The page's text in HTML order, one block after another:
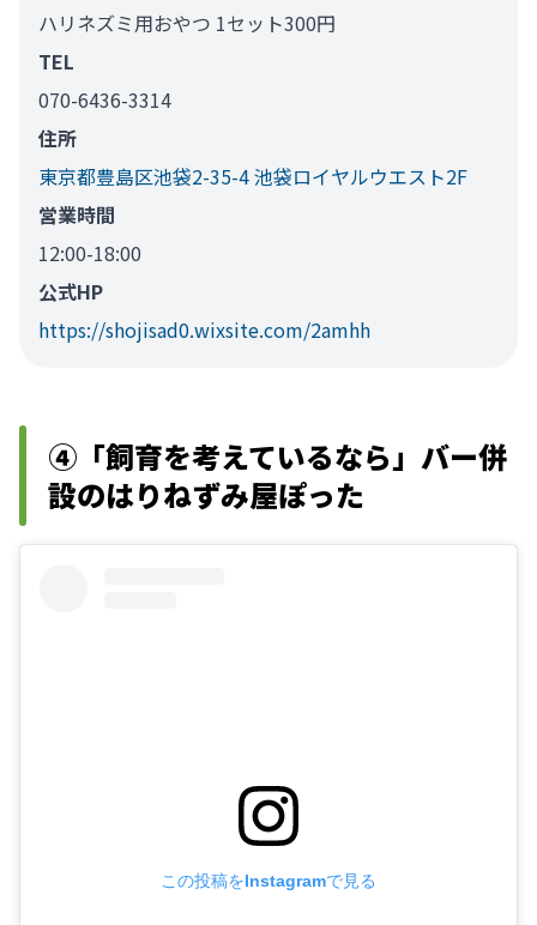
ハリネズミ用おやつ 1セット300円
TEL
070-6436-3314
住所
東京都豊島区池袋2-35-4 池袋ロイヤルウエスト2F
営業時間
12:00-18:00
公式HP
https://shojisad0.wixsite.com/2amhh
④「飼育を考えているなら」バー併
設のはりねずみ屋ぽった
この投稿をInstagramで見る